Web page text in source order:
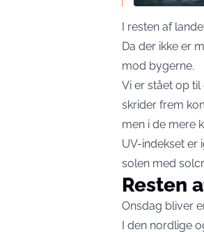
I resten af
Da der ikke er
mod bygerne.
Vi er stået op
skrider frem
men i de mere
UV-indekset er
solen med
Resten
Onsdag bliver
I den nordlige